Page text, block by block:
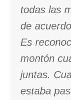
todas las
de
Es
montón
juntas.
estaba